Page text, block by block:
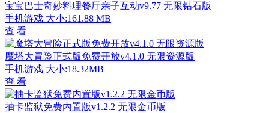
宝宝巴士奇妙料理餐厅亲子互动v9.77 无限钻石版
手机游戏 大小:161.88 MB
查 看
魔塔大冒险正式版免费开放v4.1.0 无限资源版
手机游戏 大小:18.32MB
查 看
抽卡监狱免费内置版v1.2.2 无限金币版